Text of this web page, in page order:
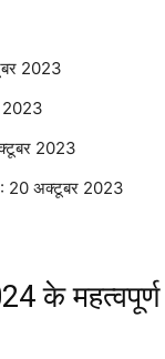
2023
2023
2023
: 20 अक्टूबर 2023
के महत्वपूर्ण